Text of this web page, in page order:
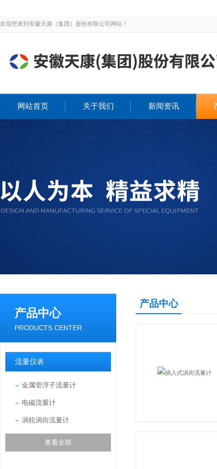
欢迎您来到安徽天康（集团）股份有限公司网站！
网站首页 关于我们 新闻资讯
产品中心
PRODUCTS CENTER
流量仪表
金属管浮子流量计
电磁流量计
涡轮涡街流量计
查看全部
产品中心